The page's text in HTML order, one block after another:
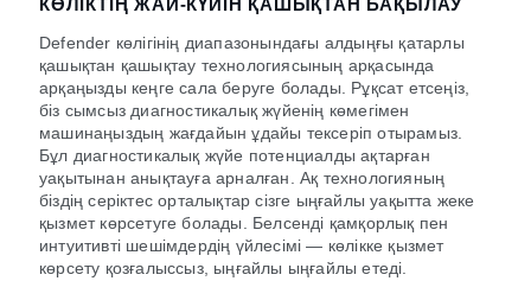
КӨЛІКТІҢ ЖАЙ-КҮЙІН ҚАШЫҚТАН БАҚЫЛАУ
Defender көлігінің диапазонындағы алдыңғы қатарлы
қашықтан қашықтау технологиясының арқасында
арқаңызды кеңге сала беруге болады. Рұқсат етсеңіз,
біз сымсыз диагностикалық жүйенің көмегімен
машинаңыздың жағдайын ұдайы тексеріп отырамыз.
Бұл диагностикалық жүйе потенциалды ақтарған
уақытынан анықтауға арналған. Ақ технологияның
біздің серіктес орталықтар сізге ыңғайлы уақытта жеке
қызмет көрсетуге болады. Белсенді қамқорлық пен
интуитивті шешімдердің үйлесімі — көлікке қызмет
көрсету қозғалыссыз, ыңғайлы ыңғайлы етеді.